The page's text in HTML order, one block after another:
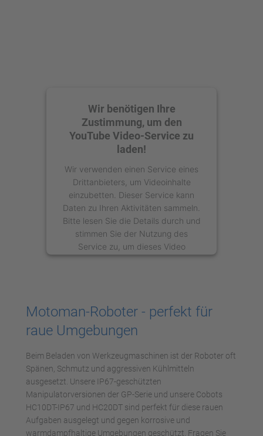
Wir benötigen Ihre
Zustimmung, um den
YouTube Video-Service zu
laden!
Wir verwenden einen Service eines
Drittanbieters, um Videoinhalte
einzubetten. Dieser Service kann
Daten zu Ihren Aktivitäten sammeln.
Bitte lesen Sie die Details durch und
stimmen Sie der Nutzung des
Service zu, um dieses Video
anzusehen.
Akzeptieren
Management Platform
Motoman-Roboter - perfekt für
raue Umgebungen
Beim Beladen von Werkzeugmaschinen ist der Roboter oft
Spänen, Schmutz und aggressiven Kühlmitteln
ausgesetzt. Unsere IP67-geschützten
Manipulatorversionen der GP-Serie und unsere Cobots
HC10DT-IP67 und HC20DT sind perfekt für diese rauen
Aufgaben ausgelegt und gegen korrosive und
warmdampfhaltige Umgebungen geschützt. Fragen Sie